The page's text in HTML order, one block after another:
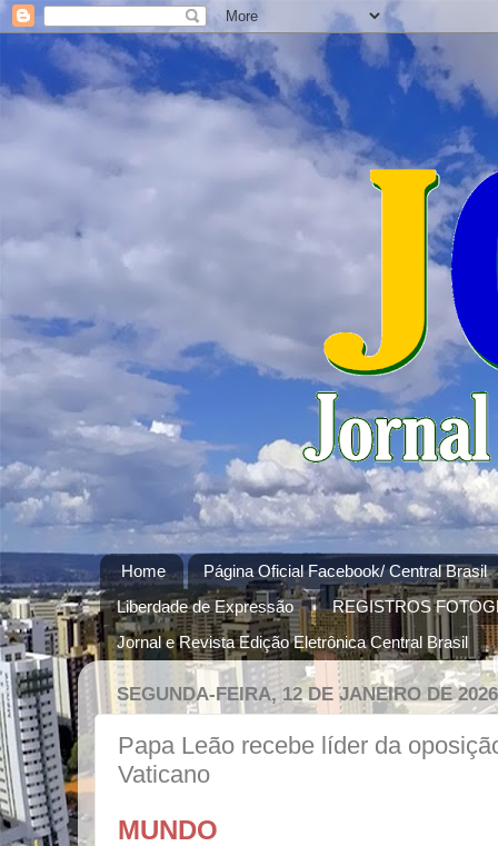
Home
Página Oficial Facebook/ Central Brasil
Liberdade de Expressão
REGISTROS
Jornal e Revista Edição Eletrônica Central Brasil
SEGUNDA-FEIRA, 12 DE JANEIRO DE 2026
Papa Leão recebe líder da
Vaticano
MUNDO